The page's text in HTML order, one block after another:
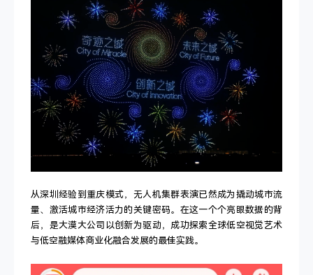
从深圳经验到重庆模式，无人机集群表演已然成为撬动城市流
量、激活城市经济活力的关键密码。在这一个个亮眼数据的背
后，是大漠大公司以创新为驱动，成功探索全球低空视觉艺术
与低空融媒体商业化融合发展的最佳实践。